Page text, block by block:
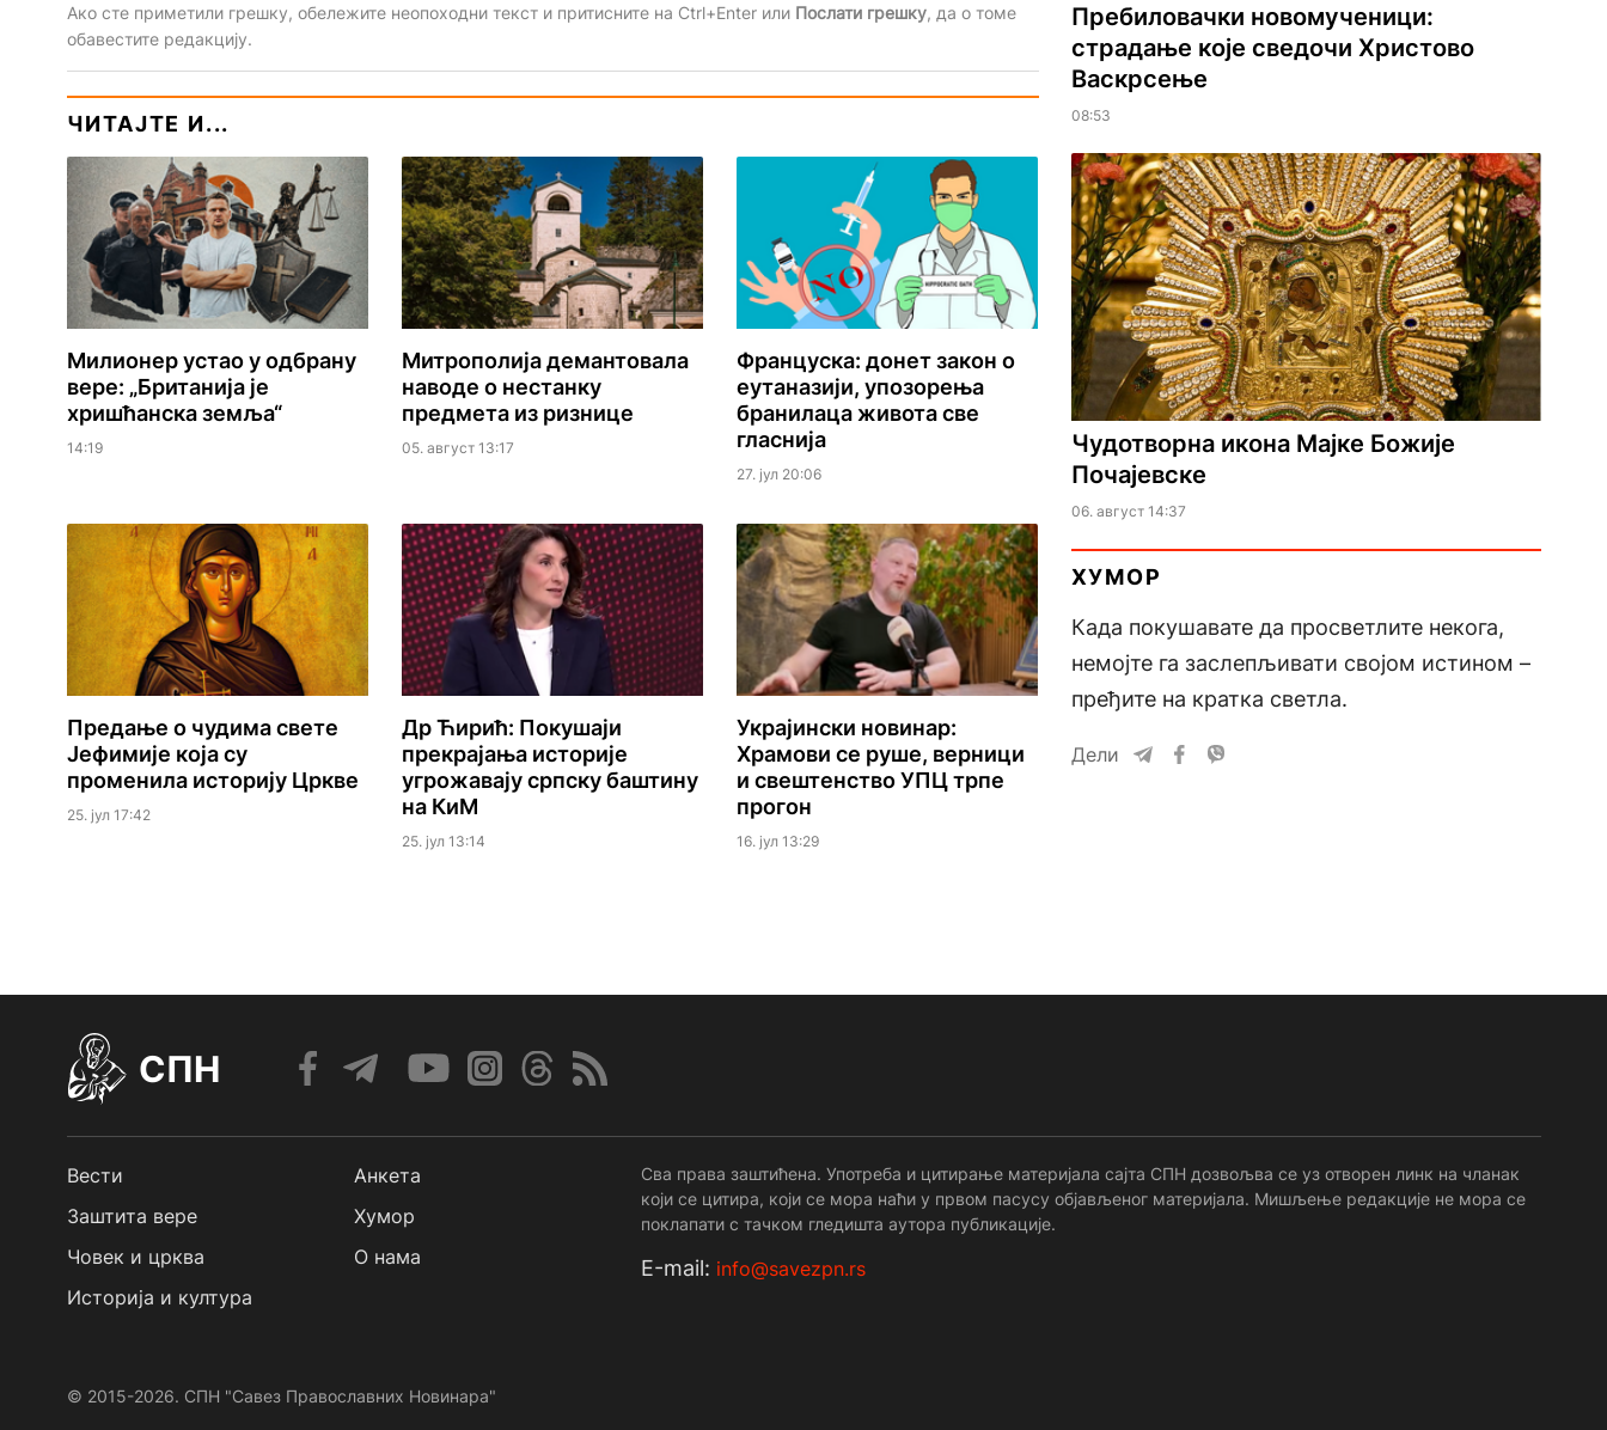
Ако сте приметили грешку, обележите неопоходни текст и притисните на Ctrl+Enter или Послати грешку, да о томе
обавестите редакцију.
ЧИТАЈТЕ И...
Милионер устао у одбрану
вере: „Британија је
хришћанска земља“
14:19
Митрополија демантовала
наводе о нестанку
предмета из ризнице
05. август 13:17
Француска: донет закон о
еутаназији, упозорења
бранилаца живота све
гласнија
27. јул 20:06
Предање о чудима свете
Јефимије која су
променила историју Цркве
25. јул 17:42
Др Ћирић: Покушаји
прекрајања историје
угрожавају српску баштину
на КиМ
25. јул 13:14
Украјински новинар:
Храмови се руше, верници
и свештенство УПЦ трпе
прогон
16. јул 13:29
Пребиловачки новомученици:
страдање које сведочи Христово
Васкрсење
08:53
Чудотворна икона Мајке Божије
Почајевске
06. август 14:37
ХУМОР
Када покушавате да просветлите некога,
немојте га заслепљивати својом истином –
пређите на кратка светла.
Дели
СПН
Вести
Заштита вере
Човек и црква
Историја и култура
Анкета
Хумор
О нама
Сва права заштићена. Употреба и цитирање материјала сајта СПН дозвољва се уз отворен линк на чланак
који се цитира, који се мора наћи у првом пасусу објављеног материјала. Мишљење редакције не мора се
поклапати с тачком гледишта аутора публикације.
Е-mail: info@savezpn.rs
© 2015-2026. СПН "Савез Православних Новинара"